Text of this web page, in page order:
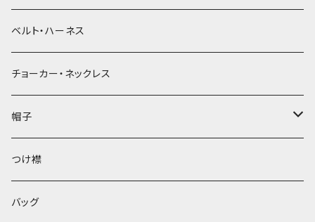
ベルト・ハーネス
チョーカー・ネックレス
帽子
ベレー帽
つけ襟
バッグ